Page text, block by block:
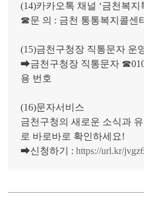
(14)카카오톡 채널 ‘금천복지
☎문 의 : 금천 통통복지콜센
(15)금천구청장 직통문자 운
➡금천구청장 직통문자
용 번호
(16)문자서비스
금천구청의 새로운 소식과
로 바로바로 확인하세요!
➡신청하기 :https://url.kr/